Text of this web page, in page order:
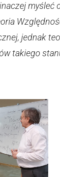
myśleć
jednak
takiego